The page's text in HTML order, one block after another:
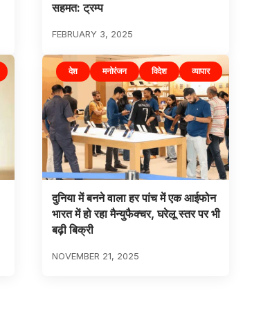
सहमत: ट्रम्प
FEBRUARY 3, 2025
देश मनोरंजन विदेश व्यापार
दुनिया में बनने वाला हर पांच में एक आईफोन
भारत में हो रहा मैन्युफैक्चर, घरेलू स्तर पर भी
बढ़ी बिक्री
NOVEMBER 21, 2025